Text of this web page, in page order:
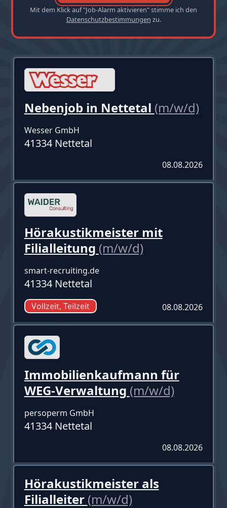
Mit dem Klick auf "Job-Alarm aktivieren" stimme ich den
Datenschutzbestimmungen zu.
Nebenjob in Nettetal (m/w/d)
Wesser GmbH
41334 Nettetal
08.08.2026
Hörakustikmeister mit
Filialleitung (m/w/d)
smart-recruiting.de
41334 Nettetal
Vollzeit, Teilzeit 08.08.2026
Immobilienkaufmann für
WEG-Verwaltung (m/w/d)
persoperm GmbH
41334 Nettetal
08.08.2026
Hörakustikmeister als
Filialleiter (m/w/d)